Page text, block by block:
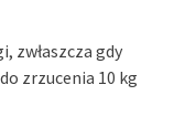
zwłaszcza gdy
zrzucenia 10 kg